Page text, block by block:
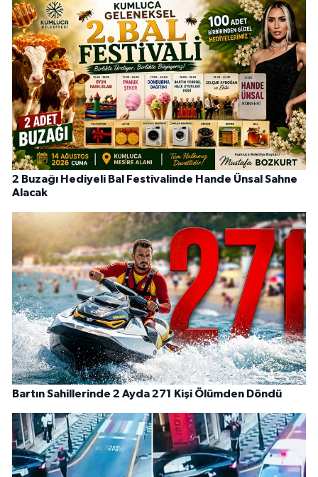
2 Buzağı Hediyeli Bal Festivalinde Hande Ünsal Sahne
Alacak
Bartın Sahillerinde 2 Ayda 271 Kişi Ölümden Döndü